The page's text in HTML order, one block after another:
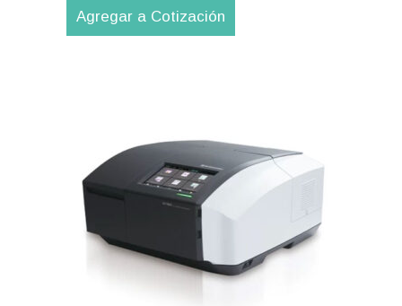
Agregar a Cotización